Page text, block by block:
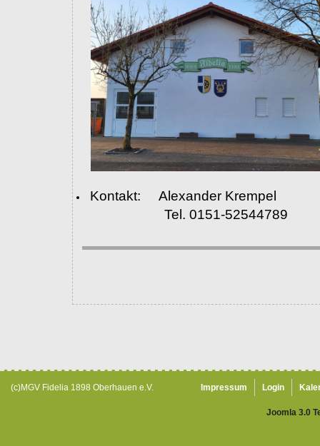
Kontakt: Alexander Krempel
Tel. 0151-52544789
(c)MGV Fidelia 1898 Oberhauen e.V. Impressum Login
Joomla 3.0